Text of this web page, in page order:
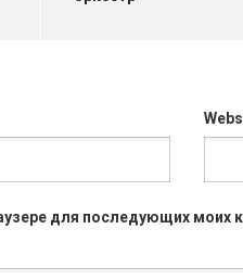
для последующих моих